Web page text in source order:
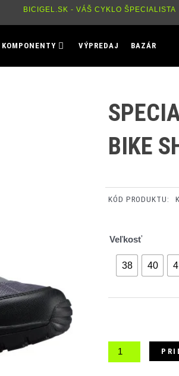
BICIGEL.SK - VÁŠ CYKLO ŠPECIALISTA
KOMPONENTY VÝPREDAJ BAZÁR
BIKE
KÓD PRODUKTU:
Veľkosť
38 40
množstvo
RIME
1.0